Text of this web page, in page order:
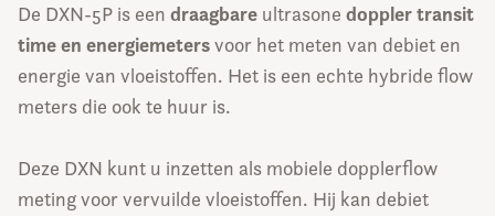
De DXN-5P is een draagbare ultrasone doppler transit
time en energiemetersvoor het meten van debiet en
energie van vloeistoffen. Het is een echte hybride flow
meters die ook te huur is.
Deze DXN kunt u inzetten als mobiele dopplerflow
meting voor vervuilde vloeistoffen. Hij kan debiet